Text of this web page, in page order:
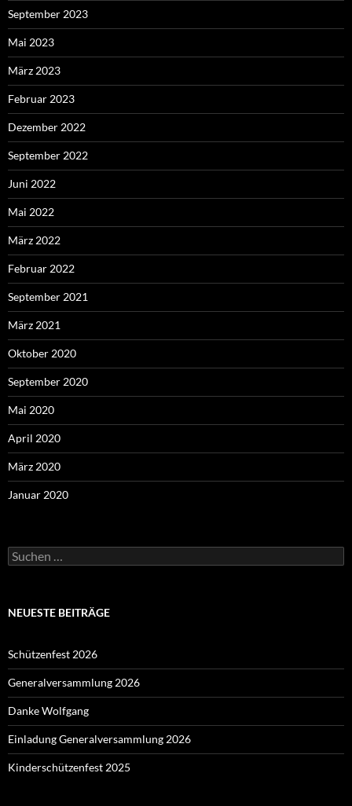
September 2023
Mai 2023
März 2023
Februar 2023
Dezember 2022
September 2022
Juni 2022
Mai 2022
März 2022
Februar 2022
September 2021
März 2021
Oktober 2020
September 2020
Mai 2020
April 2020
März 2020
Januar 2020
Suchen
nach:
NEUESTE BEITRÄGE
Schützenfest 2026
Generalversammlung 2026
Danke Wolfgang
Einladung Generalversammlung 2026
Kinderschützenfest 2025